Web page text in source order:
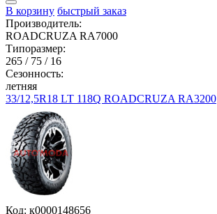
В корзину быстрый заказ
Производитель:
ROADCRUZA RA7000
Типоразмер:
265 / 75 / 16
Сезонность:
летняя
33/12,5R18 LT 118Q ROADCRUZA RA3200
Код: к0000148656